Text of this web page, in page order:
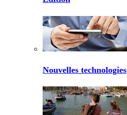
Nouvelles technologies